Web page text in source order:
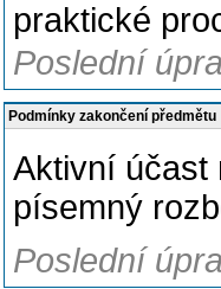
praktické
Poslední
Podmínky zakončení předmětu
Aktivní účast
písemný
Poslední